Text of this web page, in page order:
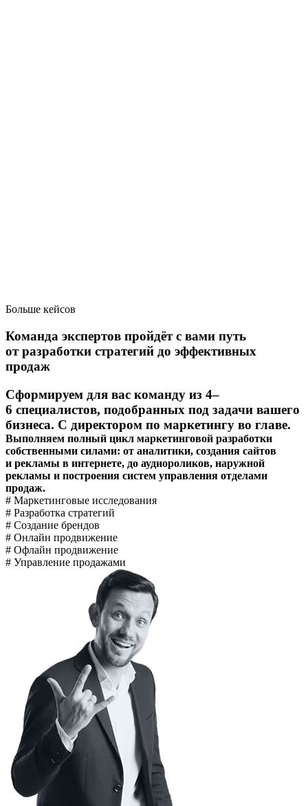
Больше кейсов
Команда экспертов пройдёт с вами путь
от разработки стратегий до эффективных
продаж
Сформируем для вас команду из 4–
6 специалистов, подобранных под задачи вашего
бизнеса. С директором по маркетингу во главе.
Выполняем полный цикл маркетинговой разработки
собственными силами: от аналитики, создания сайтов
и рекламы в интернете, до аудиороликов, наружной
рекламы и построения систем управления отделами
продаж.
# Маркетинговые исследования
# Разработка стратегий
# Создание брендов
# Онлайн продвижение
# Офлайн продвижение
# Управление продажами